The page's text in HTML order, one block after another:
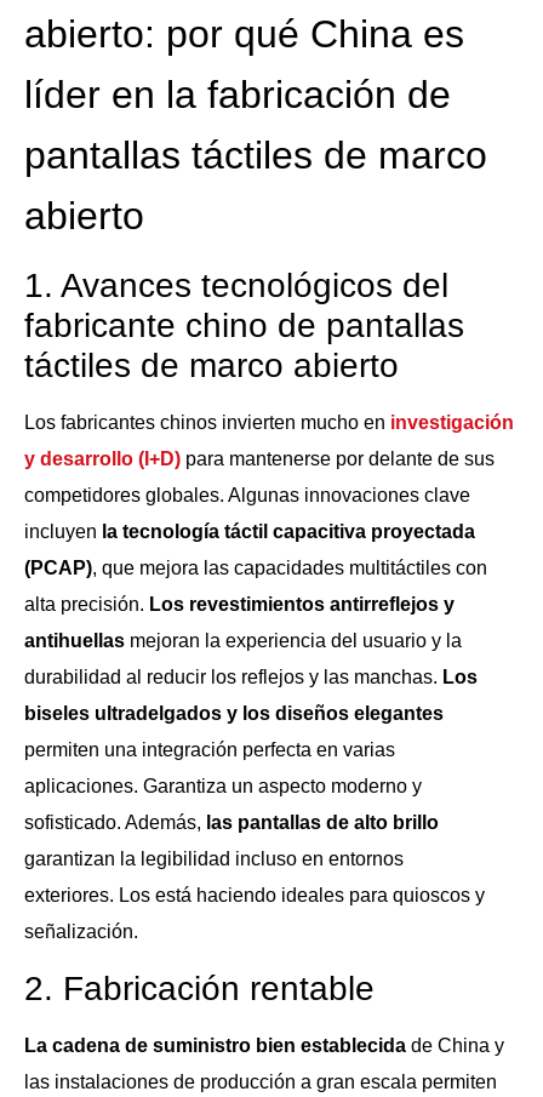
abierto: por qué China es
líder en la fabricación de
pantallas táctiles de marco
abierto
1. Avances tecnológicos del
fabricante chino de pantallas
táctiles de marco abierto
Los fabricantes chinos invierten mucho en investigación
y desarrollo (I+D) para mantenerse por delante de sus
competidores globales. Algunas innovaciones clave
incluyen la tecnología táctil capacitiva proyectada
(PCAP), que mejora las capacidades multitáctiles con
alta precisión. Los revestimientos antirreflejos y
antihuellas mejoran la experiencia del usuario y la
durabilidad al reducir los reflejos y las manchas. Los
biseles ultradelgados y los diseños elegantes
permiten una integración perfecta en varias
aplicaciones. Garantiza un aspecto moderno y
sofisticado. Además, las pantallas de alto brillo
garantizan la legibilidad incluso en entornos
exteriores. Los está haciendo ideales para quioscos y
señalización.
2. Fabricación rentable
La cadena de suministro bien establecida de China y
las instalaciones de producción a gran escala permiten